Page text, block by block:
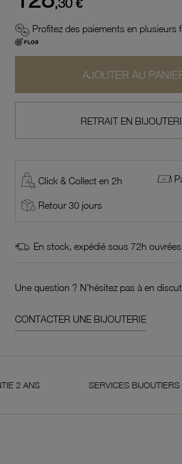
Profitez des paiements en plusieurs
AJOUTER AU
RETRAIT EN
Click & Collect en 2h
Retour 30 jours
En stock, expédié sous 72h ouvrées
Une question ? N'hésitez pas à en
CONTACTER UNE BIJOUTERIE
SERVICES BIJOUTIERS ET